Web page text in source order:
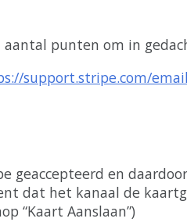
aantal punten om in
://support.stripe.com/email
geaccepteerd en daardoor
dat het kanaal de
“Kaart Aanslaan”)